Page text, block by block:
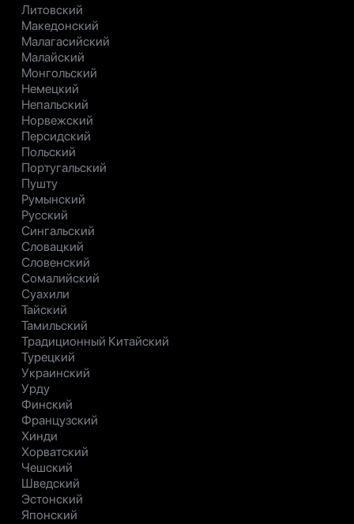
Литовский
Македонский
Малагасийский
Малайский
Монгольский
Немецкий
Непальский
Норвежский
Персидский
Польский
Португальский
Пушту
Румынский
Русский
Сингальский
Словацкий
Словенский
Сомалийский
Суахили
Тайский
Тамильский
Традиционный Китайский
Турецкий
Украинский
Урду
Финский
Французский
Хинди
Хорватский
Чешский
Шведский
Эстонский
Японский